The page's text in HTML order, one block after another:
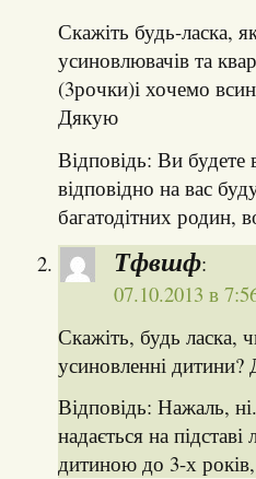
Скажіть будь-ласка,
усиновлювачів та
(3рочки)і хочемо
Дякую
Відповідь: Ви
відповідно на вас
багатодітних родин,
Тфвшф:
07.10.2013 в
Скажіть, будь ласка,
усиновленні
Відповідь: Нажаль,
надається на
дитиною до 3-х років,